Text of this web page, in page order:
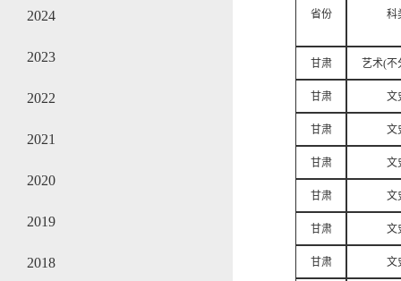
2024
2023
2022
2021
2020
2019
2018
省份 科
甘肃 艺术(不
甘肃 文
甘肃 文
甘肃 文
甘肃 文
甘肃 文
甘肃 文